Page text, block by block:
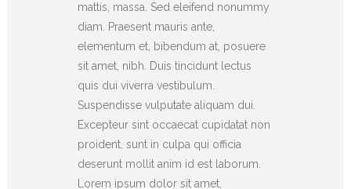
mattis, massa. Sed eleifend nonummy
diam. Praesent mauris ante,
elementum et, bibendum at, posuere
sit amet, nibh. Duis tincidunt lectus
quis dui viverra vestibulum.
Suspendisse vulputate aliquam dui.
Excepteur sint occaecat cupidatat non
proident, sunt in culpa qui officia
deserunt mollit anim id est laborum.
Lorem ipsum dolor sit amet,